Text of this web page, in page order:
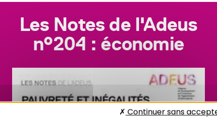
Les Notes de l'Adeus
n°204 : économie
Continuer sans